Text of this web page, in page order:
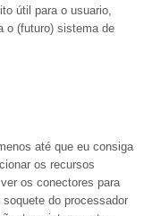
útil para o usuario,
o (futuro) sistema de
até que eu consiga
os recursos
os conectores para
do processador